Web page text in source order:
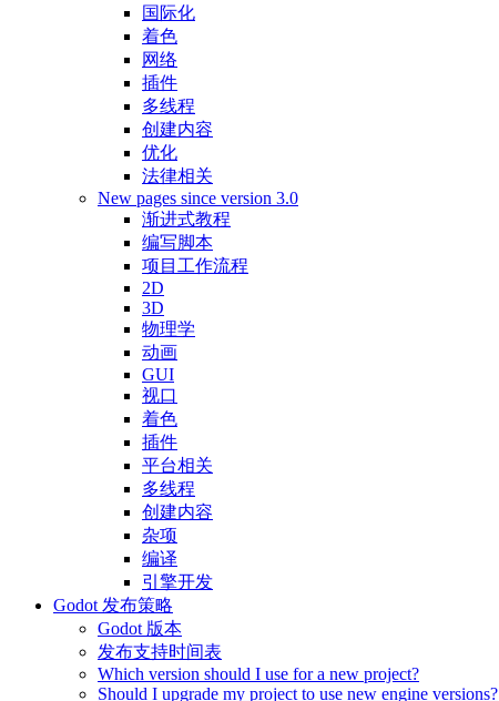
国际化
着色
网络
插件
多线程
创建内容
优化
法律相关
New pages since version 3.0
渐进式教程
编写脚本
项目工作流程
2D
3D
物理学
动画
GUI
视口
着色
插件
平台相关
多线程
创建内容
杂项
编译
引擎开发
Godot 发布策略
Godot 版本
发布支持时间表
Which version should I use for a new project?
Should I upgrade my project to use new engine versions?